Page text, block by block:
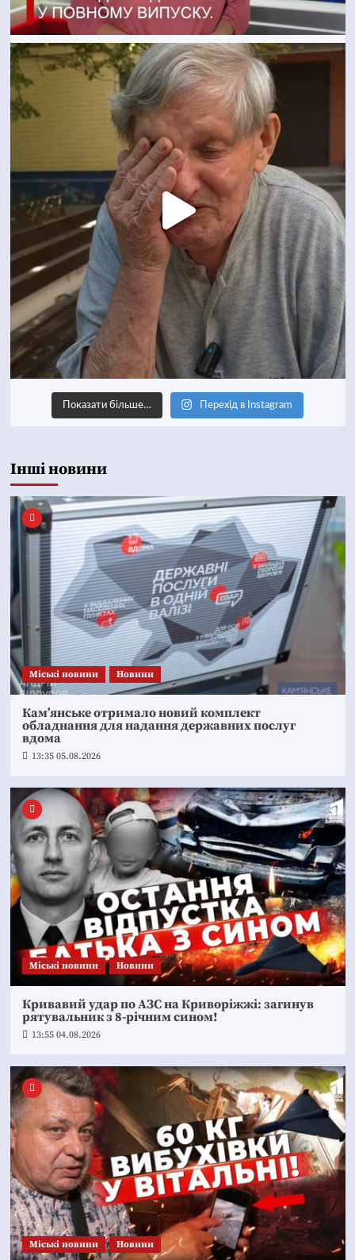
Показати більше… Перехід в Instagram
Інші новини
Mіські новини Новини
Кам’янське отримало новий комплект
обладнання для надання державних послуг
вдома
13:35 05.08.2026
Mіські новини Новини
Кривавий удар по АЗС на Криворіжжі: загинув
рятувальник з 8-річним сином!
13:55 04.08.2026
Mіські новини Новини